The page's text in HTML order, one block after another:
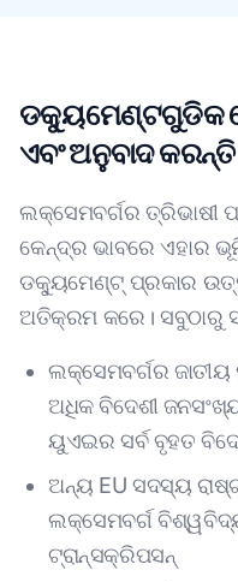
ଡକ୍ୟୁମେଣ୍ଟଗୁଡିକ
ଏବଂ ଅନୁବାଦ କରନ୍ତି
ଲକ୍ସେମବର୍ଗର ତ୍ରିଭାଷୀ
କେନ୍ଦ୍ର ଭାବରେ ଏହାର
ଡକ୍ୟୁମେଣ୍ଟ୍ ପ୍ରକାର
ଅତିକ୍ରମ କରେ। ସବୁଠାରୁ
ଲକ୍ସେମବର୍ଗର
ଅଧିକ ବିଦେଶୀ
ୟୁଏଇର ସର୍ବ ବୃହତ
ଅନ୍ୟ EU ସଦସ୍ୟ
ଲକ୍ସେମବର୍ଗ
ଟ୍ରାନ୍ସକ୍ରିପସନ୍